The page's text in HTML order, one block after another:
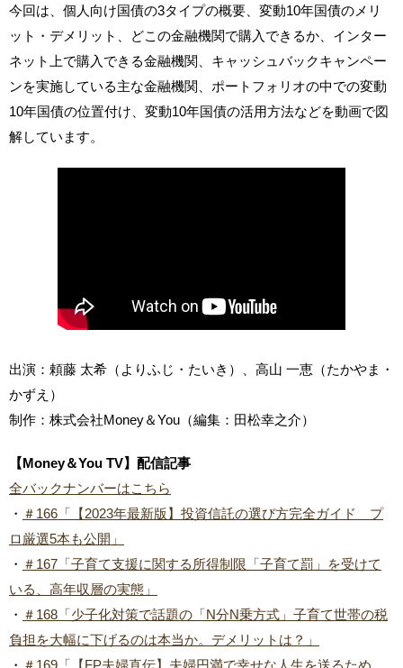
今回は、個人向け国債の3タイプの概要、変動10年国債のメリ
ット・デメリット、どこの金融機関で購入できるか、インター
ネット上で購入できる金融機関、キャッシュバックキャンペー
ンを実施している主な金融機関、ポートフォリオの中での変動
10年国債の位置付け、変動10年国債の活用方法などを動画で図
解しています。
出演：頼藤 太希（よりふじ・たいき）、高山 一恵（たかやま・
かずえ）
制作：株式会社Money＆You（編集：田松幸之介）
【Money＆You TV】配信記事
全バックナンバーはこちら
・ ＃166「【2023年最新版】投資信託の選び方完全ガイド プ
ロ厳選5本も公開」
・ ＃167「子育て支援に関する所得制限「子育て罰」を受けて
いる、高年収層の実態」
・ ＃168「少子化対策で話題の「N分N乗方式」子育て世帯の税
負担を大幅に下げるのは本当か。デメリットは？」
・ ＃169「【FP夫婦直伝】夫婦円満で幸せな人生を送るため